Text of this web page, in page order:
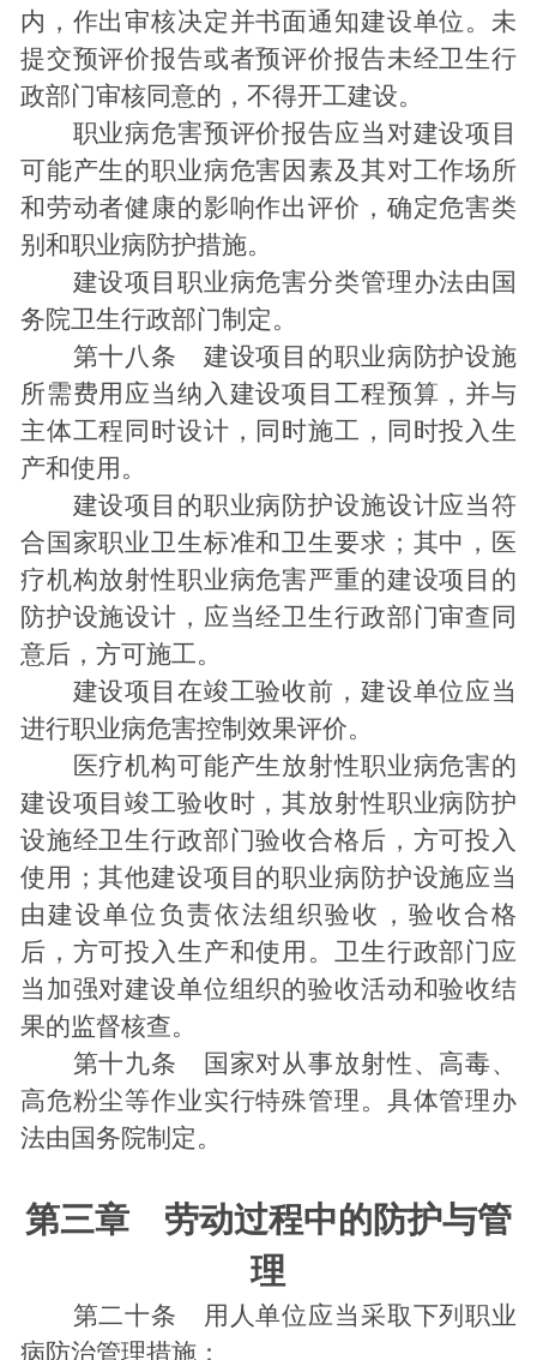
内，作出审核决定并书面通知建设单位。未
提交预评价报告或者预评价报告未经卫生行
政部门审核同意的，不得开工建设。
职业病危害预评价报告应当对建设项目
可能产生的职业病危害因素及其对工作场所
和劳动者健康的影响作出评价，确定危害类
别和职业病防护措施。
建设项目职业病危害分类管理办法由国
务院卫生行政部门制定。
第十八条 建设项目的职业病防护设施
所需费用应当纳入建设项目工程预算，并与
主体工程同时设计，同时施工，同时投入生
产和使用。
建设项目的职业病防护设施设计应当符
合国家职业卫生标准和卫生要求；其中，医
疗机构放射性职业病危害严重的建设项目的
防护设施设计，应当经卫生行政部门审查同
意后，方可施工。
建设项目在竣工验收前，建设单位应当
进行职业病危害控制效果评价。
医疗机构可能产生放射性职业病危害的
建设项目竣工验收时，其放射性职业病防护
设施经卫生行政部门验收合格后，方可投入
使用；其他建设项目的职业病防护设施应当
由建设单位负责依法组织验收，验收合格
后，方可投入生产和使用。卫生行政部门应
当加强对建设单位组织的验收活动和验收结
果的监督核查。
第十九条 国家对从事放射性、高毒、
高危粉尘等作业实行特殊管理。具体管理办
法由国务院制定。
第三章 劳动过程中的防护与管
理
第二十条 用人单位应当采取下列职业
病防治管理措施：